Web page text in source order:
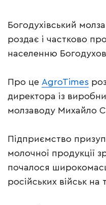
Богодухівський
роздає і частково
населенню
Про це AgroTimes
директора із
молзаводу Михайло
Підприємство
молочної продукції
почалося
російських військ на